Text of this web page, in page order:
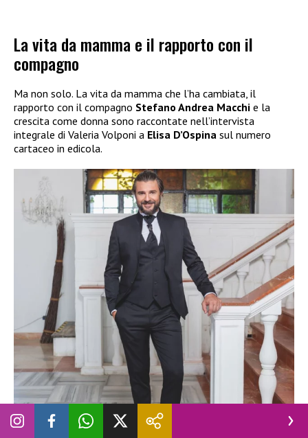
La vita da mamma e il rapporto con il
compagno
Ma non solo. La vita da mamma che l’ha cambiata, il
rapporto con il compagno Stefano Andrea Macchi e la
crescita come donna sono raccontate nell’intervista
integrale di Valeria Volponi a Elisa D’Ospina sul numero
cartaceo in edicola.